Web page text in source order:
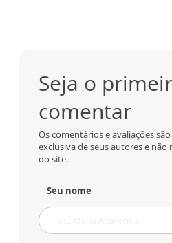
Seja o
comentar
Os comentários e avaliações
exclusiva de seus autores e
do site.
Seu nome